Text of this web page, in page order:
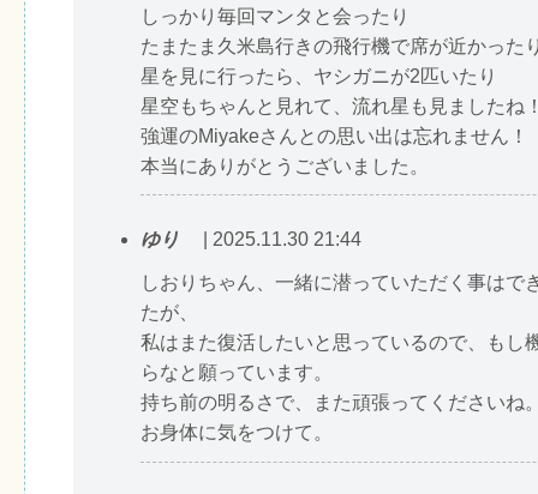
しっかり毎回マンタと会ったり
たまたま久米島行きの飛行機で席が近かった
星を見に行ったら、ヤシガニが2匹いたり
星空もちゃんと見れて、流れ星も見ましたね
強運のMiyakeさんとの思い出は忘れません！
本当にありがとうございました。
ゆり | 2025.11.30 21:44
しおりちゃん、一緒に潜っていただく事はで
たが、
私はまた復活したいと思っているので、もし
らなと願っています。
持ち前の明るさで、また頑張ってくださいね
お身体に気をつけて。